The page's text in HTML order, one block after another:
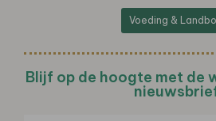
Voeding &
Blijf op de hoogte met de